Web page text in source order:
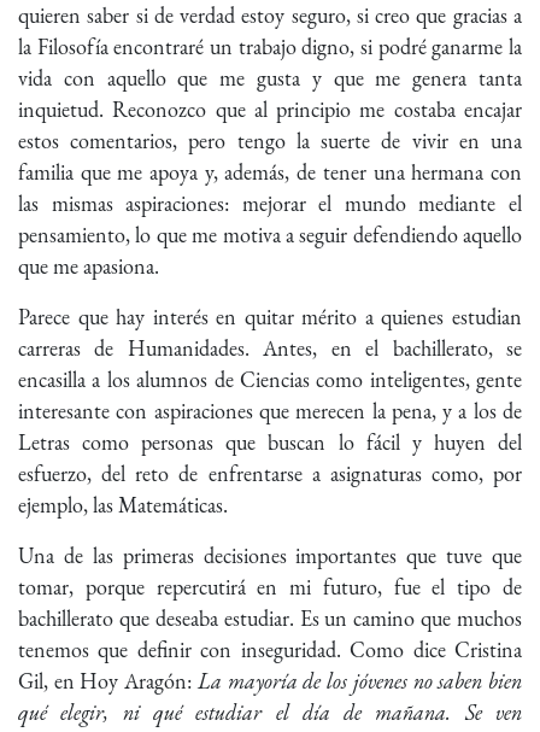
quieren saber si de verdad estoy seguro, si creo que gracias a
la Filosofía encontraré un trabajo digno, si podré ganarme la
vida con aquello que me gusta y que me genera tanta
inquietud. Reconozco que al principio me costaba encajar
estos comentarios, pero tengo la suerte de vivir en una
familia que me apoya y, además, de tener una hermana con
las mismas aspiraciones: mejorar el mundo mediante el
pensamiento, lo que me motiva a seguir defendiendo aquello
que me apasiona.
Parece que hay interés en quitar mérito a quienes estudian
carreras de Humanidades. Antes, en el bachillerato, se
encasilla a los alumnos de Ciencias como inteligentes, gente
interesante con aspiraciones que merecen la pena, y a los de
Letras como personas que buscan lo fácil y huyen del
esfuerzo, del reto de enfrentarse a asignaturas como, por
ejemplo, las Matemáticas.
Una de las primeras decisiones importantes que tuve que
tomar, porque repercutirá en mi futuro, fue el tipo de
bachillerato que deseaba estudiar. Es un camino que muchos
tenemos que definir con inseguridad. Como dice Cristina
Gil, en Hoy Aragón:La mayoría de los jóvenes no saben bien
qué elegir, ni qué estudiar el día de mañana. Se ven